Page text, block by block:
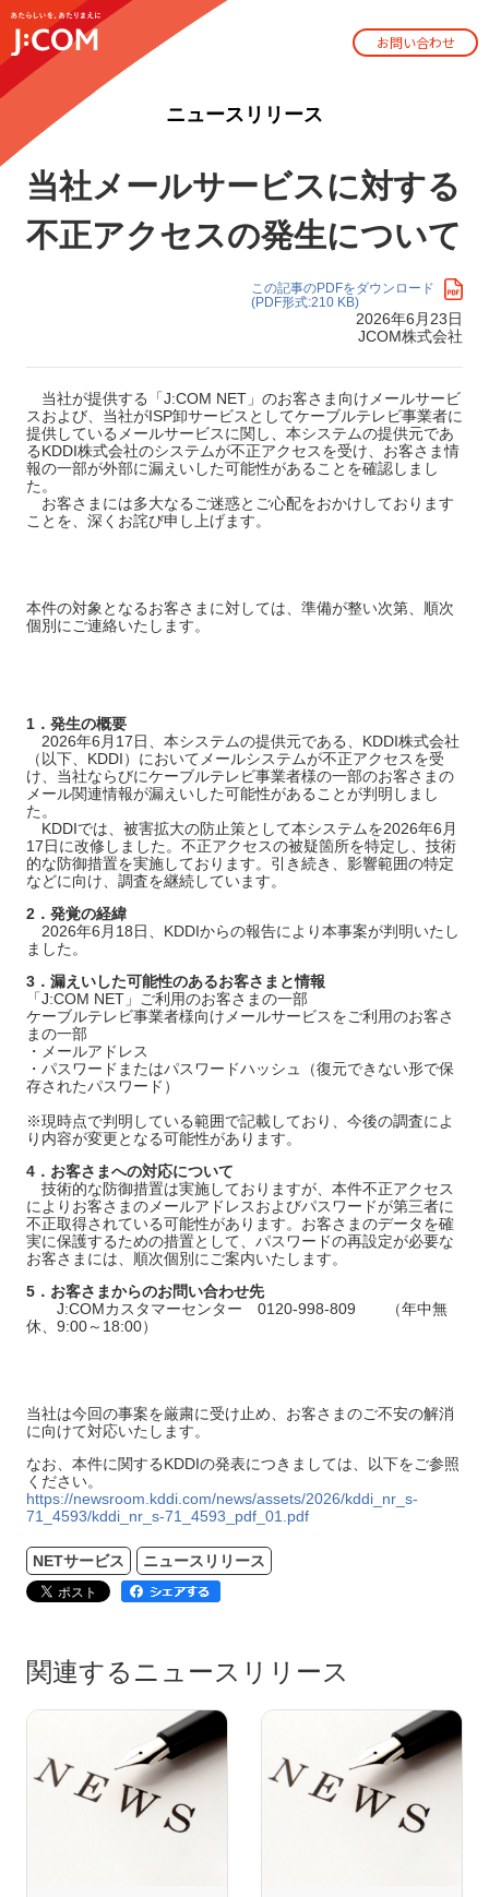
お問い合わせ
ニュースリリース
当社メールサービスに対する
不正アクセスの発生について
この記事のPDFをダウンロード
(PDF形式:210 KB)
2026年6月23日
JCOM株式会社
当社が提供する「J:COM NET」のお客さま向けメールサービ
スおよび、当社がISP卸サービスとしてケーブルテレビ事業者に
提供しているメールサービスに関し、本システムの提供元であ
るKDDI株式会社のシステムが不正アクセスを受け、お客さま情
報の一部が外部に漏えいした可能性があることを確認しまし
た。
お客さまには多大なるご迷惑とご心配をおかけしております
ことを、深くお詫び申し上げます。
本件の対象となるお客さまに対しては、準備が整い次第、順次
個別にご連絡いたします。
1．発生の概要
2026年6月17日、本システムの提供元である、KDDI株式会社
（以下、KDDI）においてメールシステムが不正アクセスを受
け、当社ならびにケーブルテレビ事業者様の一部のお客さまの
メール関連情報が漏えいした可能性があることが判明しまし
た。
KDDIでは、被害拡大の防止策として本システムを2026年6月
17日に改修しました。不正アクセスの被疑箇所を特定し、技術
的な防御措置を実施しております。引き続き、影響範囲の特定
などに向け、調査を継続しています。
2．発覚の経緯
2026年6月18日、KDDIからの報告により本事案が判明いたし
ました。
3．漏えいした可能性のあるお客さまと情報
「J:COM NET」ご利用のお客さまの一部
ケーブルテレビ事業者様向けメールサービスをご利用のお客さ
まの一部
・メールアドレス
・パスワードまたはパスワードハッシュ（復元できない形で保
存されたパスワード）
※現時点で判明している範囲で記載しており、今後の調査によ
り内容が変更となる可能性があります。
4．お客さまへの対応について
技術的な防御措置は実施しておりますが、本件不正アクセス
によりお客さまのメールアドレスおよびパスワードが第三者に
不正取得されている可能性があります。お客さまのデータを確
実に保護するための措置として、パスワードの再設定が必要な
お客さまには、順次個別にご案内いたします。
5．お客さまからのお問い合わせ先
J:COMカスタマーセンター 0120-998-809 （年中無
休、9:00～18:00）
当社は今回の事案を厳粛に受け止め、お客さまのご不安の解消
に向けて対応いたします。
なお、本件に関するKDDIの発表につきましては、以下をご参照
ください。
https://newsroom.kddi.com/news/assets/2026/kddi_nr_s-
71_4593/kddi_nr_s-71_4593_pdf_01.pdf
NETサービス ニュースリリース
関連するニュースリリース